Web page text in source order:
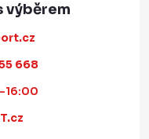
668
16:00